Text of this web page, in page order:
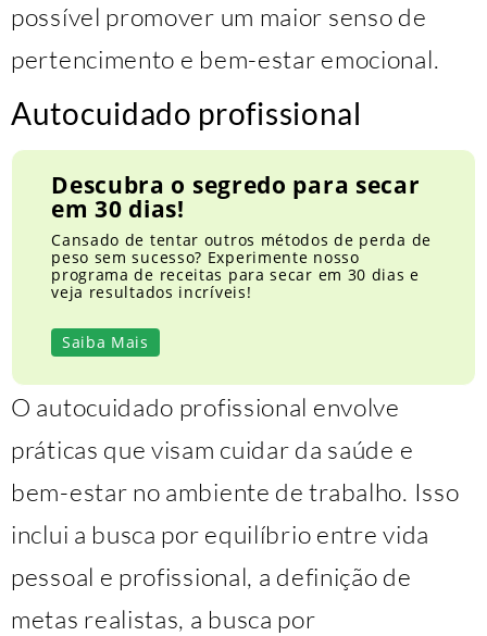
possível promover um maior senso de
pertencimento e bem-estar emocional.
Autocuidado profissional
Descubra o segredo para secar
em 30 dias!
Cansado de tentar outros métodos de perda de
peso sem sucesso? Experimente nosso
programa de receitas para secar em 30 dias e
veja resultados incríveis!
Saiba Mais
O autocuidado profissional envolve
práticas que visam cuidar da saúde e
bem-estar no ambiente de trabalho. Isso
inclui a busca por equilíbrio entre vida
pessoal e profissional, a definição de
metas realistas, a busca por